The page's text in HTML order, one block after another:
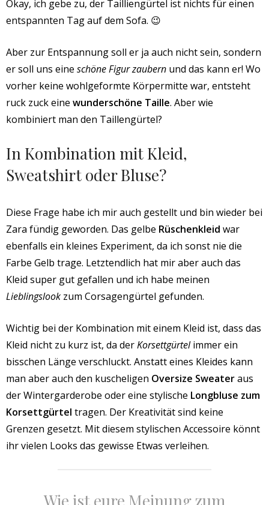
Okay, ich gebe zu, der Tailliengürtel ist nichts für einen
entspannten Tag auf dem Sofa. 😉
Aber zur Entspannung soll er ja auch nicht sein, sondern
er soll uns eine schöne Figur zaubern und das kann er! Wo
vorher keine wohlgeformte Körpermitte war, entsteht
ruck zuck eine wunderschöne Taille. Aber wie
kombiniert man den Taillengürtel?
In Kombination mit Kleid,
Sweatshirt oder Bluse?
Diese Frage habe ich mir auch gestellt und bin wieder bei
Zara fündig geworden. Das gelbe Rüschenkleid war
ebenfalls ein kleines Experiment, da ich sonst nie die
Farbe Gelb trage. Letztendlich hat mir aber auch das
Kleid super gut gefallen und ich habe meinen
Lieblingslook zum Corsagengürtel gefunden.
Wichtig bei der Kombination mit einem Kleid ist, dass das
Kleid nicht zu kurz ist, da derKorsettgürtelimmer ein
bisschen Länge verschluckt. Anstatt eines Kleides kann
man aber auch den kuscheligen Oversize Sweateraus
der Wintergarderobe oder eine stylische Longbluse zum
Korsettgürtel tragen. Der Kreativität sind keine
Grenzen gesetzt. Mit diesem stylischen Accessoire könnt
ihr vielen Looks das gewisse Etwas verleihen.
Wie ist eure Meinung zum